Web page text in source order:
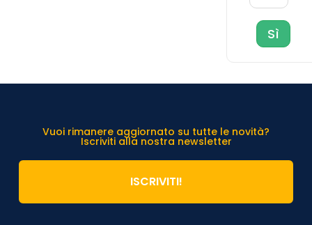
Sì
Vuoi rimanere aggiornato su tutte le novità?
Iscriviti alla nostra newsletter
ISCRIVITI!